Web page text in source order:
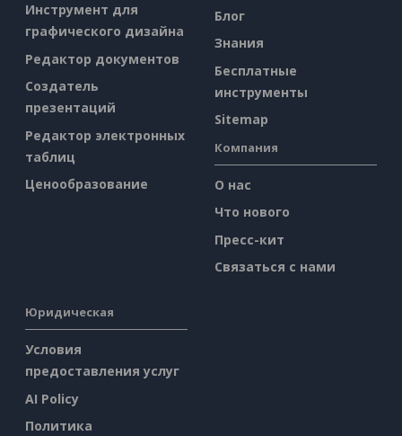
Инструмент для
графического дизайна
Редактор документов
Создатель
презентаций
Редактор электронных
таблиц
Ценообразование
Блог
Знания
Бесплатные
инструменты
Sitemap
Компания
О нас
Что нового
Пресс-кит
Связаться с нами
Юридическая
Условия
предоставления услуг
AI Policy
Политика